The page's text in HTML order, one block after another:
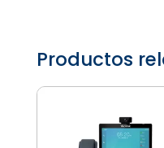
Productos